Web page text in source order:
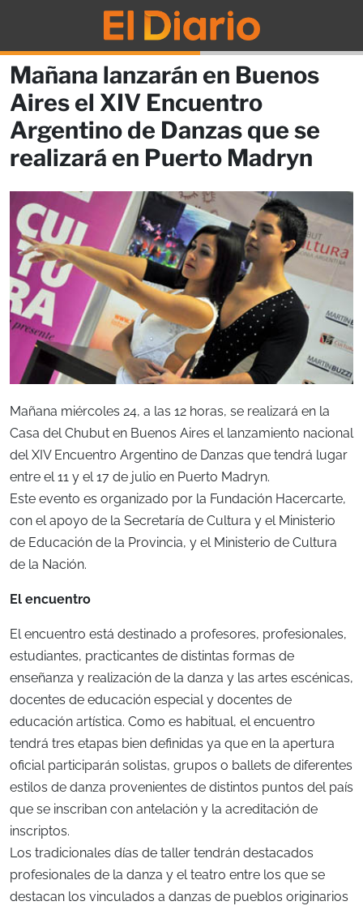
Mañana lanzarán en Buenos
Aires el XIV Encuentro
Argentino de Danzas que se
realizará en Puerto Madryn
Mañana miércoles 24, a las 12 horas, se realizará en la
Casa del Chubut en Buenos Aires el lanzamiento nacional
del XIV Encuentro Argentino de Danzas que tendrá lugar
entre el 11 y el 17 de julio en Puerto Madryn.
Este evento es organizado por la Fundación Hacercarte,
con el apoyo de la Secretaría de Cultura y el Ministerio
de Educación de la Provincia, y el Ministerio de Cultura
de la Nación.
El encuentro
El encuentro está destinado a profesores, profesionales,
estudiantes, practicantes de distintas formas de
enseñanza y realización de la danza y las artes escénicas,
docentes de educación especial y docentes de
educación artística. Como es habitual, el encuentro
tendrá tres etapas bien definidas ya que en la apertura
oficial participarán solistas, grupos o ballets de diferentes
estilos de danza provenientes de distintos puntos del país
que se inscriban con antelación y la acreditación de
inscriptos.
Los tradicionales días de taller tendrán destacados
profesionales de la danza y el teatro entre los que se
destacan los vinculados a danzas de pueblos originarios